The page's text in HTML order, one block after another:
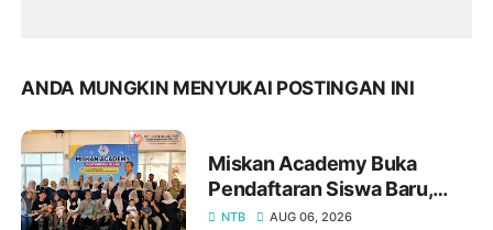
ANDA MUNGKIN MENYUKAI POSTINGAN INI
Miskan Academy Buka
Pendaftaran Siswa Baru,
Hadirkan Program
NTB AUG 06, 2026